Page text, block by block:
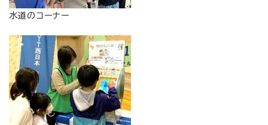
水道のコーナー